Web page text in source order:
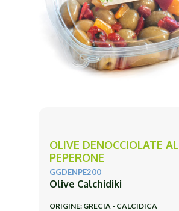
OLIVE DENOCCIOLATE AL
PEPERONE
GGDENPE200
Olive Calchidiki
ORIGINE: GRECIA - CALCIDICA